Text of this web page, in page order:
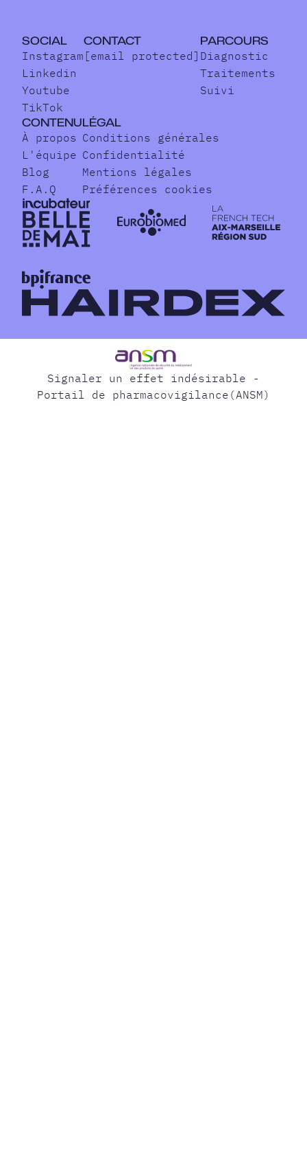
SOCIAL
Instagram
Linkedin
Youtube
TikTok
CONTACT
[email protected]
PARCOURS
Diagnostic
Traitements
Suivi
CONTENU
À propos
L'équipe
Blog
F.A.Q
LÉGAL
Conditions générales
Confidentialité
Mentions légales
Préférences cookies
Signaler un effet indésirable -
Portail de pharmacovigilance(ANSM)